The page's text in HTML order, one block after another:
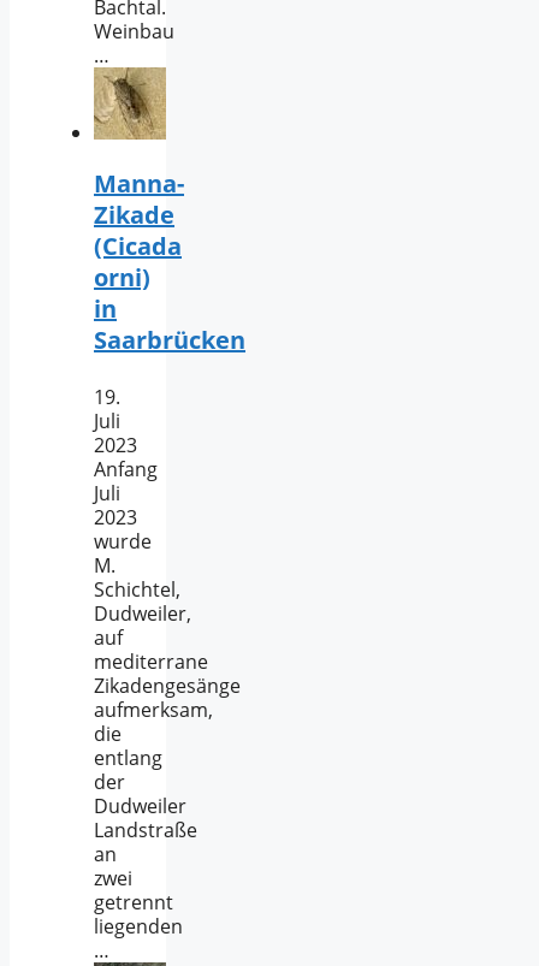
Bachtal.
Weinbau
…
Manna-
Zikade
(Cicada
orni)
in
Saarbrücken
19.
Juli
2023
Anfang
Juli
2023
wurde
M.
Schichtel,
Dudweiler,
auf
mediterrane
Zikadengesänge
aufmerksam,
die
entlang
der
Dudweiler
Landstraße
an
zwei
getrennt
liegenden
…